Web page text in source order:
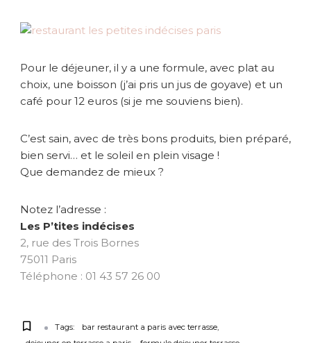
Pour le déjeuner, il y a une formule, avec plat au
choix, une boisson (j’ai pris un jus de goyave) et un
café pour 12 euros (si je me souviens bien).
C’est sain, avec de très bons produits, bien préparé,
bien servi… et le soleil en plein visage !
Que demandez de mieux ?
Notez l’adresse :
Les P’tites indécises
2, rue des Trois Bornes
75011 Paris
Téléphone : 01 43 57 26 00
Tags:
bar restaurant a paris avec terrasse